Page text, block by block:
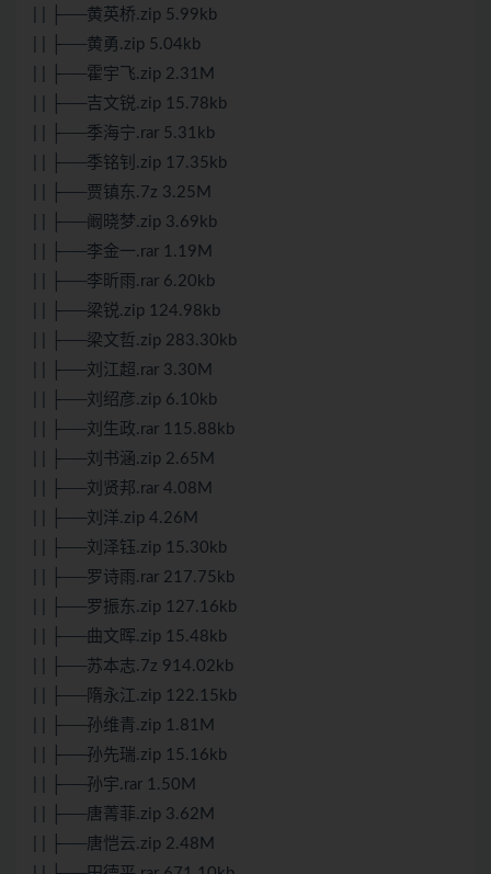
| | ├──黄英桥.zip 5.99kb
| | ├──黄勇.zip 5.04kb
| | ├──霍宇飞.zip 2.31M
| | ├──吉文锐.zip 15.78kb
| | ├──季海宁.rar 5.31kb
| | ├──季铭钊.zip 17.35kb
| | ├──贾镇东.7z 3.25M
| | ├──阚晓梦.zip 3.69kb
| | ├──李金一.rar 1.19M
| | ├──李昕雨.rar 6.20kb
| | ├──梁锐.zip 124.98kb
| | ├──梁文哲.zip 283.30kb
| | ├──刘江超.rar 3.30M
| | ├──刘绍彦.zip 6.10kb
| | ├──刘生政.rar 115.88kb
| | ├──刘书涵.zip 2.65M
| | ├──刘贤邦.rar 4.08M
| | ├──刘洋.zip 4.26M
| | ├──刘泽钰.zip 15.30kb
| | ├──罗诗雨.rar 217.75kb
| | ├──罗振东.zip 127.16kb
| | ├──曲文晖.zip 15.48kb
| | ├──苏本志.7z 914.02kb
| | ├──隋永江.zip 122.15kb
| | ├──孙维青.zip 1.81M
| | ├──孙先瑞.zip 15.16kb
| | ├──孙宇.rar 1.50M
| | ├──唐菁菲.zip 3.62M
| | ├──唐恺云.zip 2.48M